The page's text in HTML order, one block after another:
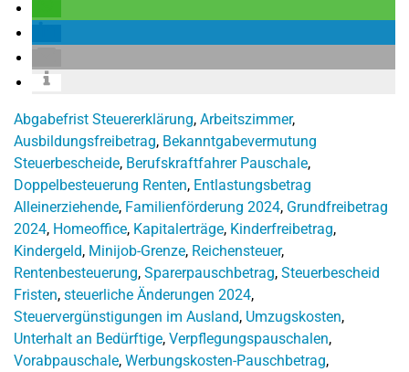
Abgabefrist Steuererklärung, Arbeitszimmer,
Ausbildungsfreibetrag, Bekanntgabevermutung
Steuerbescheide, Berufskraftfahrer Pauschale,
Doppelbesteuerung Renten, Entlastungsbetrag
Alleinerziehende, Familienförderung 2024, Grundfreibetrag
2024, Homeoffice, Kapitalerträge, Kinderfreibetrag,
Kindergeld, Minijob-Grenze, Reichensteuer,
Rentenbesteuerung, Sparerpauschbetrag, Steuerbescheid
Fristen, steuerliche Änderungen 2024,
Steuervergünstigungen im Ausland, Umzugskosten,
Unterhalt an Bedürftige, Verpflegungspauschalen,
Vorabpauschale, Werbungskosten-Pauschbetrag,